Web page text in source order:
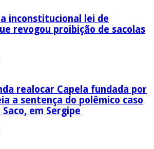
inconstitucional lei de
revogou proibição de sacolas
realocar Capela fundada por
a sentença do polêmico caso
em Sergipe